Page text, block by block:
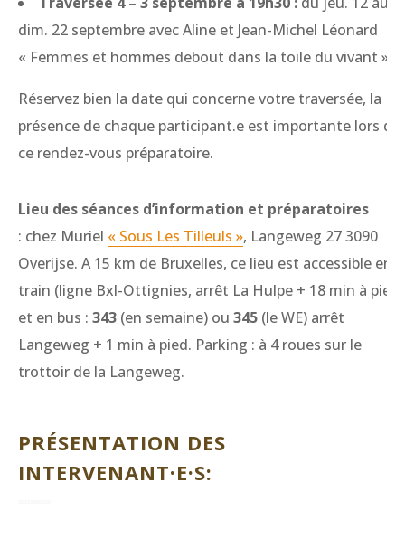
dim. 22 septembre avec Aline et Jean-Michel Léonard
« Femmes et hommes debout dans la toile du vivant »
Réservez bien la date qui concerne votre traversée, la
présence de chaque participant.e est importante lors de
ce rendez-vous préparatoire.
Lieu des séances d’information et préparatoires
: chez Muriel « Sous Les Tilleuls », Langeweg 27 3090
Overijse. A 15 km de Bruxelles, ce lieu est accessible en
train (ligne Bxl-Ottignies, arrêt La Hulpe + 18 min à pied)
et en bus : 343 (en semaine) ou 345 (le WE) arrêt
Langeweg + 1 min à pied. Parking : à 4 roues sur le
trottoir de la Langeweg.
PRÉSENTATION DES
INTERVENANT·E·S: